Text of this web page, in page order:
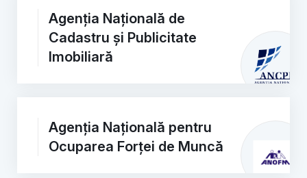
Agenția Națională de
Cadastru și Publicitate
Imobiliară
Agenția Națională pentru
Ocuparea Forței de Muncă